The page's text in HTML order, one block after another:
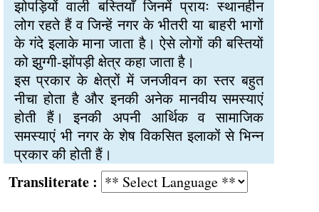
झोपड़ियों वाली बस्तियाँ जिनमें प्रायः स्थानहीन
लोग रहते हैं व जिन्हें नगर के भीतरी या बाहरी भागों
के गंदे इलाके माना जाता है। ऐसे लोगों की बस्तियों
को झुग्गी-झोंपड़ी क्षेत्र कहा जाता है।
इस प्रकार के क्षेत्रों में जनजीवन का स्तर बहुत
नीचा होता है और इनकी अनेक मानवीय समस्याएं
होती हैं। इनकी अपनी आर्थिक व सामाजिक
समस्याएं भी नगर के शेष विकसित इलाकों से भिन्न
प्रकार की होती हैं।
: